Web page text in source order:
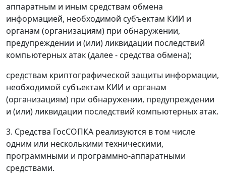
аппаратным и иным средствам обмена
информацией, необходимой субъектам КИИ и
органам (организациям) при обнаружении,
предупреждении и (или) ликвидации последствий
компьютерных атак (далее - средства обмена);
средствам криптографической защиты информации,
необходимой субъектам КИИ и органам
(организациям) при обнаружении, предупреждении
и (или) ликвидации последствий компьютерных атак.
3. Средства ГосСОПКА реализуются в том числе
одним или несколькими техническими,
программными и программно-аппаратными
средствами.